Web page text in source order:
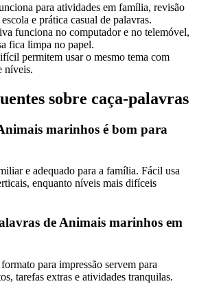
para atividades em família, revisão
e prática casual de palavras.
funciona no computador e no telemóvel,
fica limpa no papel.
permitem usar o mesmo tema com
níveis.
sobre caça-palavras
marinhos é bom para
e adequado para a família. Fácil usa
enquanto níveis mais difíceis
de Animais marinhos em
para impressão servem para
tarefas extras e atividades tranquilas.